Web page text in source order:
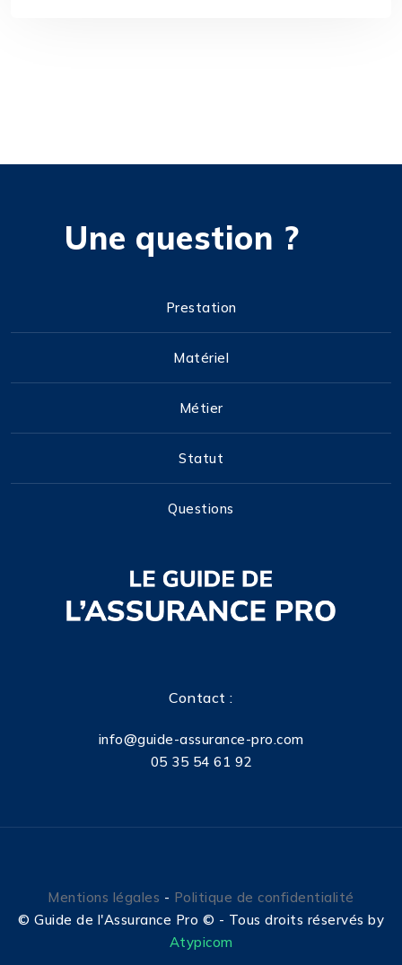
Une question ?
Prestation
Matériel
Métier
Statut
Questions
Contact :
info@guide-assurance-pro.com
05 35 54 61 92
Mentions légales - Politique de confidentialité
© Guide de l'Assurance Pro © - Tous droits réservés by
Atypicom